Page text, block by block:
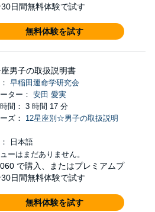
日間無料体験で試す
無料体験を試す
男子の取扱説明書
早稲田運命学研究会
ター： 安田 愛実
間： 3 時間 17 分
ズ： 12星座別☆男子の取扱説明
日本語
ーはまだありません。
で購入、またはプレミアムプ
日間無料体験で試す
無料体験を試す